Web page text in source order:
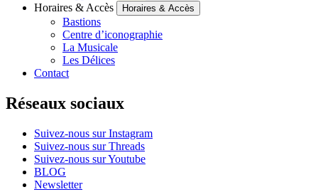
Horaires & Accès
Horaires & Accès
Bastions
Centre d’iconographie
La Musicale
Les Délices
Contact
Réseaux sociaux
Suivez-nous sur Instagram
Suivez-nous sur Threads
Suivez-nous sur Youtube
BLOG
Newsletter